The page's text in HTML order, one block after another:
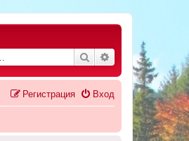
Поиск Расширенный
Вход
Регистрация